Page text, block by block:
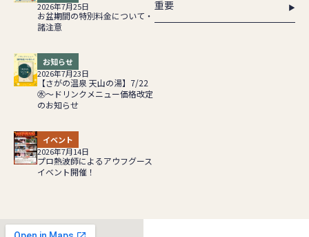
2026年7月25日
お盆期間の特別料金について・
諸注意
お知らせ
2026年7月23日
【さがの温泉 天山の湯】7/22
㊌～ドリンクメニュー価格改定
のお知らせ
イベント
2026年7月14日
プロ熱波師によるアウフグース
イベント開催！
重要